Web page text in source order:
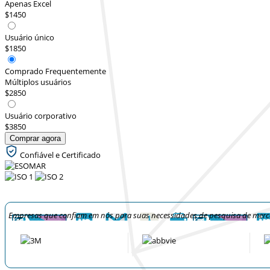
Apenas Excel
$1450
Usuário único
$1850
Comprado Frequentemente
Múltiplos usuários
$2850
Usuário corporativo
$3850
Comprar agora
Confiável e Certificado
Empresas que confiam em nós para suas necessidades de pesquisa de